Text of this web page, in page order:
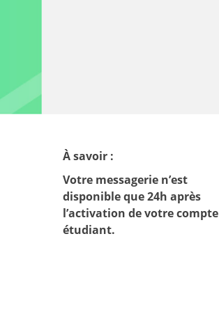
À savoir :
Votre messagerie n’est
disponible que 24h après
l’activation de votre compte
étudiant.